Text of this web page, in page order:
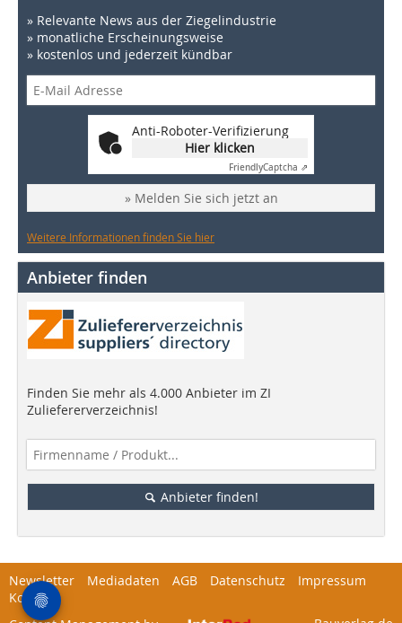
» Relevante News aus der Ziegelindustrie
» monatliche Erscheinungsweise
» kostenlos und jederzeit kündbar
Anti-Roboter-Verifizierung
Hier klicken
FriendlyCaptcha ⇗
» Melden Sie sich jetzt an
Weitere Informationen finden Sie hier
Anbieter finden
Finden Sie mehr als 4.000 Anbieter im ZI
Zuliefererverzeichnis!
Anbieter finden!
Newsletter Mediadaten AGB Datenschutz
Impressum
Kontakt